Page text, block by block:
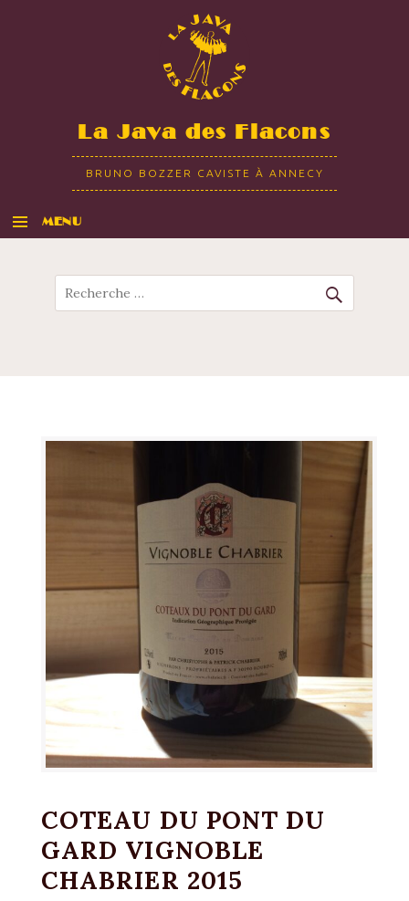
La Java des Flacons
BRUNO BOZZER CAVISTE À ANNECY
MENU
Recherche
COTEAU DU PONT DU
GARD VIGNOBLE
CHABRIER 2015